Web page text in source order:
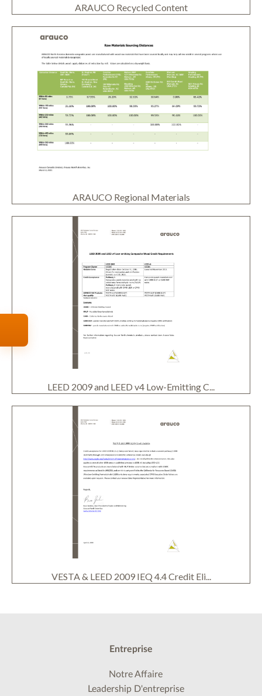
ARAUCO Recycled Content
ARAUCO Regional Materials
LEED 2009 and LEED v4 Low-Emitting C...
VESTA & LEED 2009 IEQ 4.4 Credit Eli...
Entreprise
Notre Affaire
Leadership D'entreprise